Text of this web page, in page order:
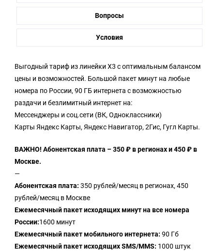
Вопросы
Условия
Выгодный тариф из линейки Х3 с оптимальным балансом
цены и возможностей. Большой пакет минут на любые
номера по России, 90 ГБ интернета с возможностью
раздачи и безлимитный интернет на:
Мессенджеры и соц.сети (ВК, Одноклассники)
Карты Яндекс Карты, Яндекс Навигатор, 2Гис, Гугл Карты.
ВАЖНО! Абонентская плата – 350 ₽ в регионах и 450 ₽ в
Москве.
—
Абонентская плата: 350 рублей/месяц в регионах, 450
рублей/месяц в Москве
Ежемесячный пакет исходящих минут на все номера
России:1600 минут
Ежемесячный пакет мобильного интернета: 90 Гб
Ежемесячный пакет исходящих SMS/MMS: 1000 штук